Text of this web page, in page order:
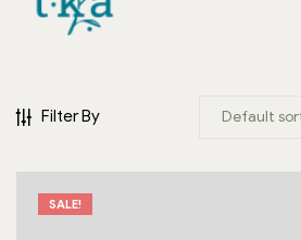
Filter By
SALE!